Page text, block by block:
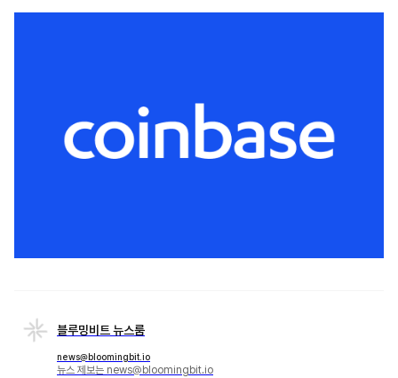
블루밍비트 뉴스룸
news@bloomingbit.io
뉴스 제보는 news@bloomingbit.io